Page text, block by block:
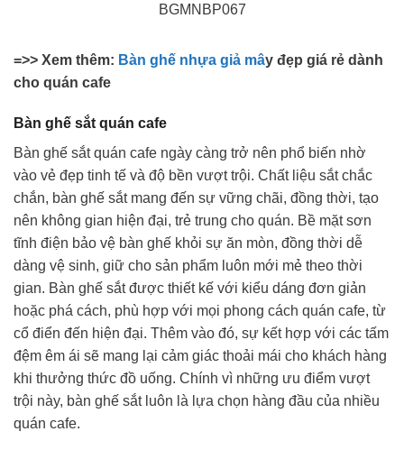
BGMNBP067
=>> Xem thêm: Bàn ghế nhựa giả mây đẹp giá rẻ dành
cho quán cafe
Bàn ghế sắt quán cafe
Bàn ghế sắt quán cafe ngày càng trở nên phổ biến nhờ
vào vẻ đẹp tinh tế và độ bền vượt trội. Chất liệu sắt chắc
chắn, bàn ghế sắt mang đến sự vững chãi, đồng thời, tạo
nên không gian hiện đại, trẻ trung cho quán. Bề mặt sơn
tĩnh điện bảo vệ bàn ghế khỏi sự ăn mòn, đồng thời dễ
dàng vệ sinh, giữ cho sản phẩm luôn mới mẻ theo thời
gian. Bàn ghế sắt được thiết kế với kiểu dáng đơn giản
hoặc phá cách, phù hợp với mọi phong cách quán cafe, từ
cổ điển đến hiện đại. Thêm vào đó, sự kết hợp với các tấm
đệm êm ái sẽ mang lại cảm giác thoải mái cho khách hàng
khi thưởng thức đồ uống. Chính vì những ưu điểm vượt
trội này, bàn ghế sắt luôn là lựa chọn hàng đầu của nhiều
quán cafe.